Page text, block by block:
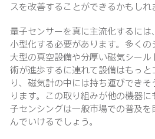
スを改善することができるかもしれ
量子センサーを真に主流化するに
小型化する必要があります。多くの
大型の真空設備や分厚い磁気シー
術が進歩するに連れて設備はもっ
り、磁気計の中には持ち運びでき
ります。この取り組みが他の機器
子センシングは一般市場での普及
んでいけるでしょう。